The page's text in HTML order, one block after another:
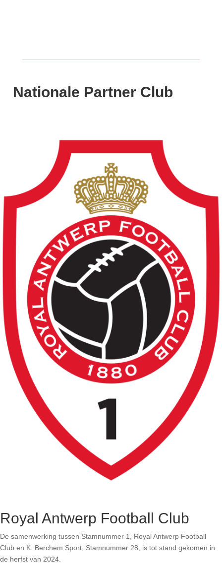
Nationale Partner Club
Royal Antwerp Football Club
De samenwerking tussen Stamnummer 1, Royal Antwerp Football
Club en K. Berchem Sport, Stamnummer 28, is tot stand gekomen in
de herfst van 2024.